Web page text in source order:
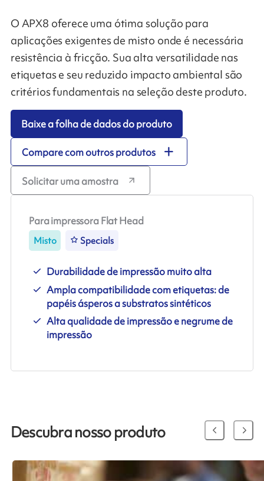
O APX8 oferece uma ótima solução para
aplicações exigentes de misto onde é necessária
resistência à fricção. Sua alta versatilidade nas
etiquetas e seu reduzido impacto ambiental são
critérios fundamentais na seleção deste produto.
Baixe a folha de dados do produto
Compare com outros produtos
Solicitar uma amostra
Para impressora Flat Head
Misto Specials
Durabilidade de impressão muito alta
Ampla compatibilidade com etiquetas: de
papéis ásperos a substratos sintéticos
Alta qualidade de impressão e negrume de
impressão
Descubra nosso produto